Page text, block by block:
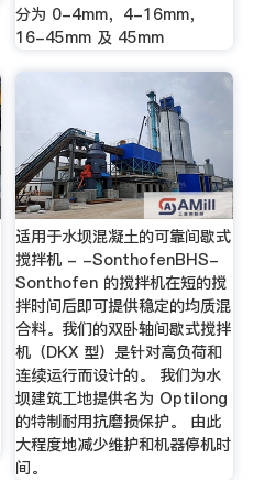
分为 0-4mm，4-16mm，
16-45mm 及 45mm
适用于水坝混凝土的可靠间歇式
搅拌机 - -SonthofenBHS-
Sonthofen 的搅拌机在短的搅
拌时间后即可提供稳定的均质混
合料。我们的双卧轴间歇式搅拌
机（DKX 型）是针对高负荷和
连续运行而设计的。 我们为水
坝建筑工地提供名为 Optilong
的特制耐用抗磨损保护。 由此
大程度地减少维护和机器停机时
间。